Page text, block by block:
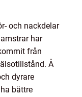
och nackdelar
har
från
Å
dyrare
bättre